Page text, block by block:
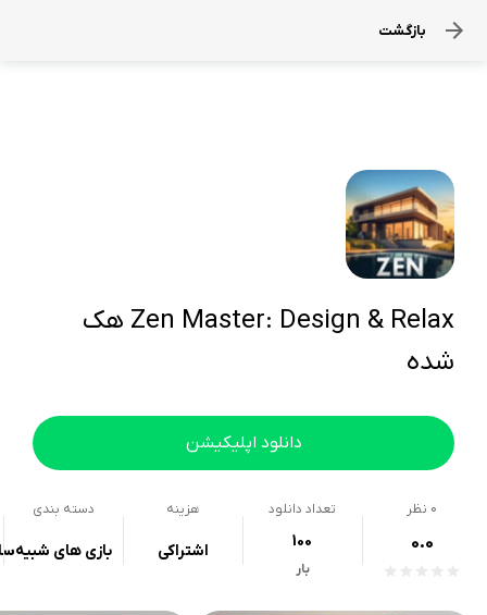
بازگشت
Zen Master: Design & Relax هک
شده
دانلود اپلیکیشن
0 نظر
0.0
تعداد دانلود
100
بار
هزینه
اشتراکی
دسته بندی
بازی های